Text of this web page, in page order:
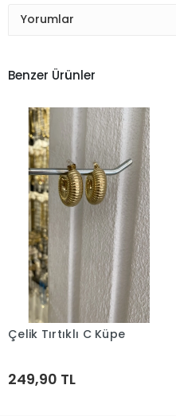
Yorumlar
Benzer Ürünler
Sepete Ekle
Çelik Tırtıklı C Küpe
249,90 TL